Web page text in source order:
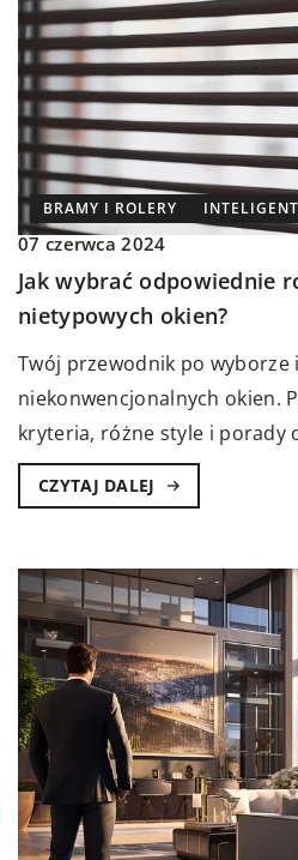
BRAMY I ROLERY
07 czerwca 2024
Jak wybrać odpowiednie
nietypowych okien?
Twój przewodnik po
niekonwencjonalnych okien.
kryteria, różne style i porady
CZYTAJ DALEJ